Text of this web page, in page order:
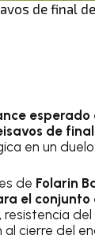
de final
de
en un
de Folarin
el
cierre del